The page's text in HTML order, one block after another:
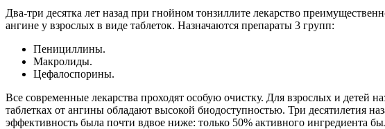
Два-три десятка лет назад при гнойном тонзиллите лекарство
ангине у взрослых в виде таблеток. Назначаются препараты 3 групп:
Пенициллины.
Макролиды.
Цефалоспорины.
Все современные лекарства проходят особую очистку. Для взрослых и детей
таблетках от ангины обладают высокой биодоступностью. Три десятилетия
эффективность была почти вдвое ниже: только 50% активного ингредиента